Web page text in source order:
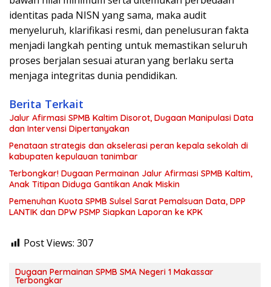
identitas pada NISN yang sama, maka audit
menyeluruh, klarifikasi resmi, dan penelusuran fakta
menjadi langkah penting untuk memastikan seluruh
proses berjalan sesuai aturan yang berlaku serta
menjaga integritas dunia pendidikan.
Berita Terkait
Jalur Afirmasi SPMB Kaltim Disorot, Dugaan Manipulasi Data
dan Intervensi Dipertanyakan
Penataan strategis dan akselerasi peran kepala sekolah di
kabupaten kepulauan tanimbar
Terbongkar! Dugaan Permainan Jalur Afirmasi SPMB Kaltim,
Anak Titipan Diduga Gantikan Anak Miskin
Pemenuhan Kuota SPMB Sulsel Sarat Pemalsuan Data, DPP
LANTIK dan DPW PSMP Siapkan Laporan ke KPK
Post Views: 307
Dugaan Permainan SPMB SMA Negeri 1 Makassar
Terbongkar